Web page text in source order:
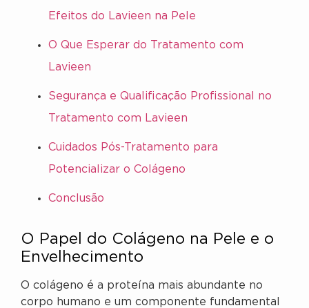
Efeitos do Lavieen na Pele
O Que Esperar do Tratamento com
Lavieen
Segurança e Qualificação Profissional no
Tratamento com Lavieen
Cuidados Pós-Tratamento para
Potencializar o Colágeno
Conclusão
O Papel do Colágeno na Pele e o
Envelhecimento
O colágeno é a proteína mais abundante no
corpo humano e um componente fundamental